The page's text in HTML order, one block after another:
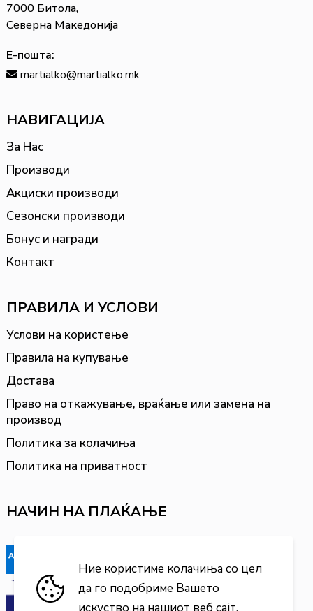
Ние користиме колачиња со цел
да го подобриме Вашето
7000 Битола,
Северна Македонија
Е-пошта:
martialko@martialko.mk
НАВИГАЦИЈА
За Нас
Производи
Акциски производи
Сезонски производи
Бонус и награди
Контакт
ПРАВИЛА И УСЛОВИ
Услови на користење
Правила на купување
Достава
Право на откажување, враќање или замена на
производ
Политика за колачиња
Политика на приватност
НАЧИН НА ПЛАЌАЊЕ